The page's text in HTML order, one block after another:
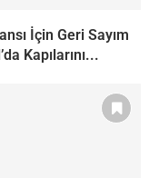
İçin Geri Sayım
Kapılarını...